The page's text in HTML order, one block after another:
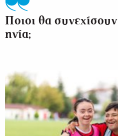
Ποιοι θα
ηνία;